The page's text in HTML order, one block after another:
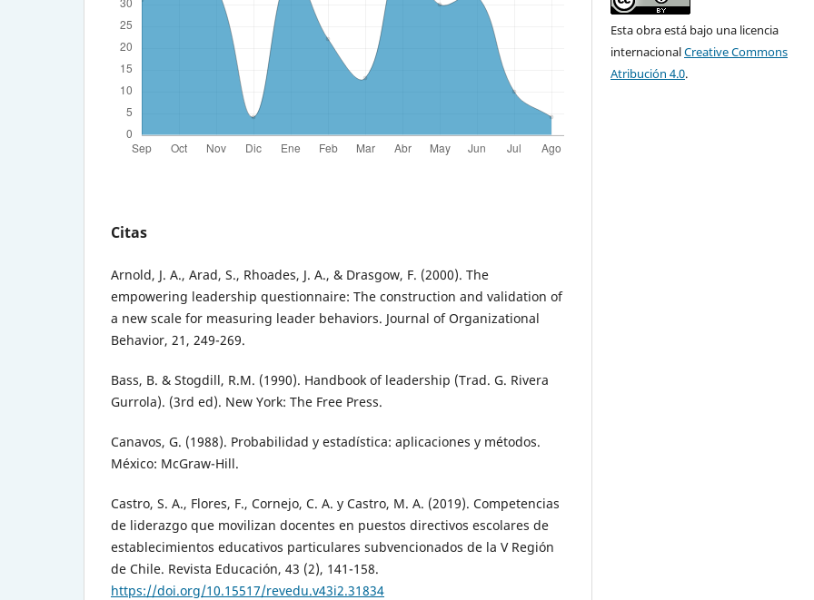
Citas
Arnold, J. A., Arad, S., Rhoades, J. A., & Drasgow, F. (2000). The
empowering leadership questionnaire: The construction and validation of
a new scale for measuring leader behaviors. Journal of Organizational
Behavior, 21, 249-269.
Bass, B. & Stogdill, R.M. (1990). Handbook of leadership (Trad. G. Rivera
Gurrola). (3rd ed). New York: The Free Press.
Canavos, G. (1988). Probabilidad y estadística: aplicaciones y métodos.
México: McGraw-Hill.
Castro, S. A., Flores, F., Cornejo, C. A. y Castro, M. A. (2019). Competencias
de liderazgo que movilizan docentes en puestos directivos escolares de
establecimientos educativos particulares subvencionados de la V Región
de Chile. Revista Educación, 43 (2), 141-158.
https://doi.org/10.15517/revedu.v43i2.31834
Esta obra está bajo una licencia
internacionalCreative Commons
Atribución 4.0.